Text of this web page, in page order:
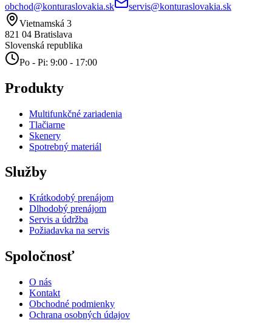
obchod@konturaslovakia.sk
servis@konturaslovakia.sk
Vietnamská 3
821 04 Bratislava
Slovenská republika
Po - Pi: 9:00 - 17:00
Produkty
Multifunkčné zariadenia
Tlačiarne
Skenery
Spotrebný materiál
Služby
Krátkodobý prenájom
Dlhodobý prenájom
Servis a údržba
Požiadavka na servis
Spoločnosť
O nás
Kontakt
Obchodné podmienky
Ochrana osobných údajov